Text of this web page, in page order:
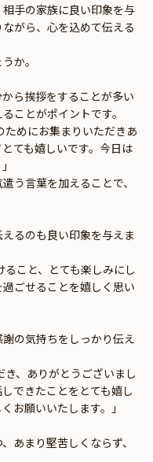
手の家族に良い印象を与
がら、心を込めて伝える
か。
ら挨拶をすることが多い
ことがポイントです。
めにお集まりいただきあ
ても嬉しいです。今日は
う言葉を加えることで、
るのも良い印象を与えま
こと、とても楽しみにし
ごせることを嬉しく思い
の気持ちをしっかり伝え
、ありがとうございまし
できたことをとても嬉し
お願いいたします。」
あまり堅苦しくならず、